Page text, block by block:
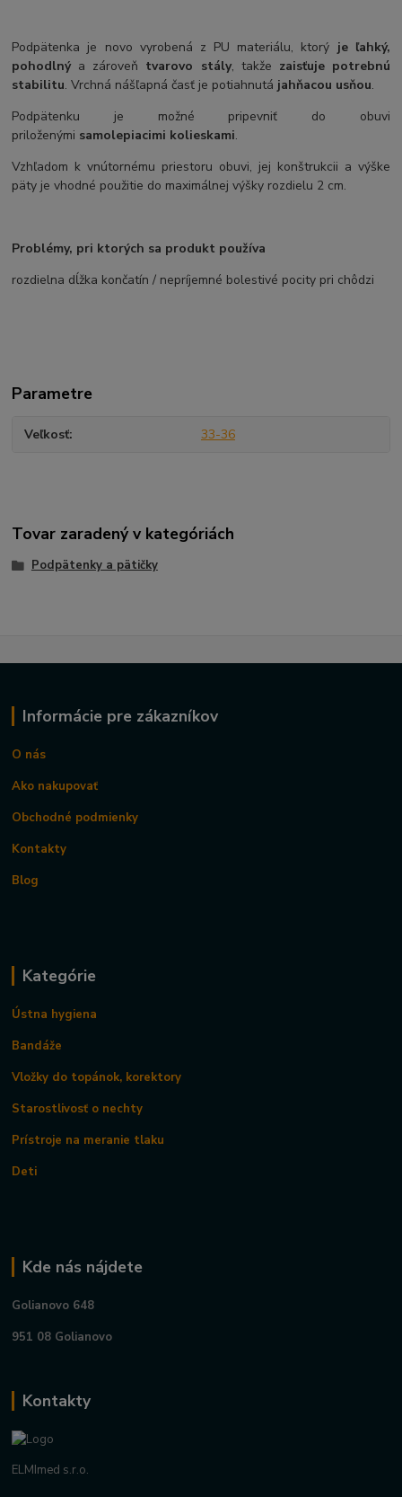
Podpätenka je novo vyrobená z PU materiálu, ktorý je ľahký,
pohodlný a zároveň tvarovo stály, takže zaisťuje potrebnú
stabilitu. Vrchná nášľapná časť je potiahnutá jahňacou usňou.
Podpätenku je možné pripevniť do obuvi
priloženými samolepiacimi kolieskami.
Vzhľadom k vnútornému priestoru obuvi, jej konštrukcii a výške
päty je vhodné použitie do maximálnej výšky rozdielu 2 cm.
Problémy, pri ktorých sa produkt používa
rozdielna dĺžka končatín / nepríjemné bolestivé pocity pri chôdzi
Parametre
Veľkosť 33-36
Tovar zaradený v kategóriách
Podpätenky a pätičky
Informácie pre zákazníkov
O nás
Ako nakupovať
Obchodné podmienky
Kontakty
Blog
Kategórie
Ústna hygiena
Bandáže
Vložky do topánok, korektory
Starostlivosť o nechty
Prístroje na meranie tlaku
Deti
Kde nás nájdete
Golianovo 648
951 08 Golianovo
Kontakty
ELMImed s.r.o.